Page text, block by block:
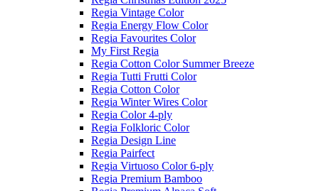
Regia Vintage Color
Regia Energy Flow Color
Regia Favourites Color
My First Regia
Regia Cotton Color Summer Breeze
Regia Tutti Frutti Color
Regia Cotton Color
Regia Winter Wires Color
Regia Color 4-ply
Regia Folkloric Color
Regia Design Line
Regia Pairfect
Regia Virtuoso Color 6-ply
Regia Premium Bamboo